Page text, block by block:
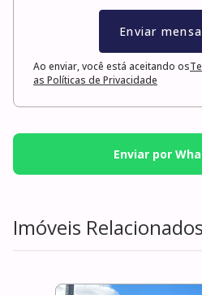
Enviar
Ao enviar, você está aceitando os
as Políticas de Privacidade
Enviar por
Imóveis Relacionados